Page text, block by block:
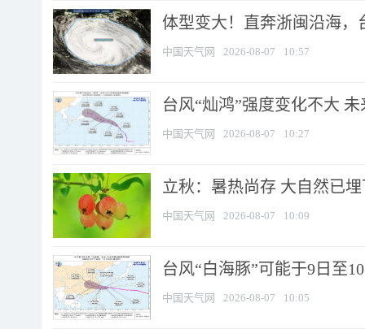
体型变大！直奔浙闽沿海，
中国天气网 2026-08-07 10:57
台风“灿鸿”强度变化不大
中国天气网 2026-08-07 10:27
立秋：暑热尚存 大自然已
中国天气网 2026-08-07 10:09
台风“白海豚”可能于9日至
中国天气网 2026-08-07 10:05